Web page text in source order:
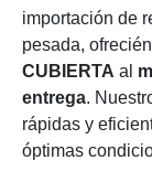
importación de
pesada,
CUBIERTA al
entrega.
rápidas y
óptimas